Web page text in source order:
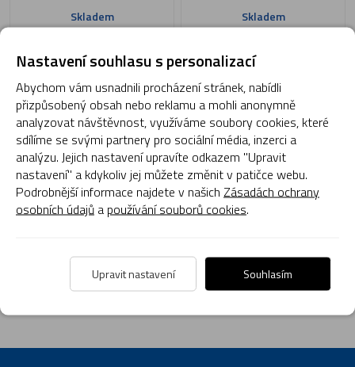
Skladem Skladem
1
Zkušenosti
Máme mnohaleté zkušenosti v estetickém oboru.
Naše Strategie
Úspěch
Naše marketingové tipy jsou zárukou úspěchu.
Nastavení souhlasu s personalizací
Abychom vám usnadnili procházení stránek, nabídli
přizpůsobený obsah nebo reklamu a mohli anonymně
analyzovat návštěvnost, využíváme soubory cookies, které
sdílíme se svými partnery pro sociální média, inzerci a
analýzu. Jejich nastavení upravíte odkazem "Upravit
nastavení" a kdykoliv jej můžete změnit v patičce webu.
Podrobnější informace najdete v našich Zásadách ochrany
osobních údajů a používání souborů cookies.
Upravit nastavení Souhlasím